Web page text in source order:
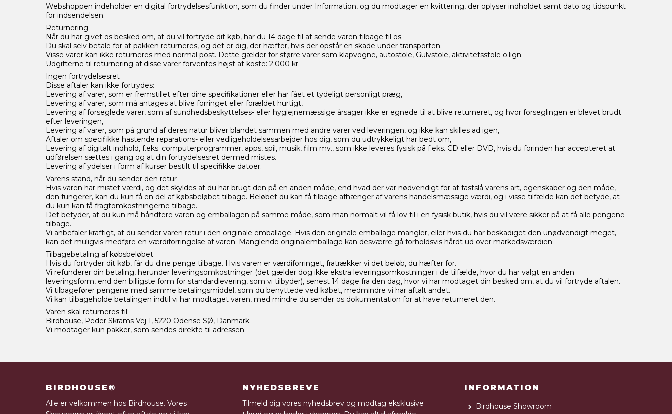
Webshoppen indeholder en digital fortrydelsesfunktion, som du finder under Information, og du modtager en kvittering, der oplyser indholdet samt dato og tidspunkt
for indsendelsen.
Returnering
Når du har givet os besked om, at du vil fortryde dit køb, har du 14 dage til at sende varen tilbage til os.
Du skal selv betale for at pakken returneres, og det er dig, der hæfter, hvis der opstår en skade under transporten.
Visse varer kan ikke returneres med normal post. Dette gælder for større varer som klapvogne, autostole, Gulvstole, aktivitetsstole o.lign.
Udgifterne til returnering af disse varer forventes højst at koste: 2.000 kr.
Ingen fortrydelsesret
Disse aftaler kan ikke fortrydes:
Levering af varer, som er fremstillet efter dine specifikationer eller har fået et tydeligt personligt præg,
Levering af varer, som må antages at blive forringet eller forældet hurtigt,
Levering af forseglede varer, som af sundhedsbeskyttelses- eller hygiejnemæssige årsager ikke er egnede til at blive returneret, og hvor forseglingen er blevet brudt
efter leveringen,
Levering af varer, som på grund af deres natur bliver blandet sammen med andre varer ved leveringen, og ikke kan skilles ad igen,
Aftaler om specifikke hastende reparations- eller vedligeholdelsesarbejder hos dig, som du udtrykkeligt har bedt om,
Levering af digitalt indhold, f.eks. computerprogrammer, apps, spil, musik, film mv., som ikke leveres fysisk på f.eks. CD eller DVD, hvis du forinden har accepteret at
udførelsen sættes i gang og at din fortrydelsesret dermed mistes.
Levering af ydelser i form af kurser bestilt til specifikke datoer.
Varens stand, når du sender den retur
Hvis varen har mistet værdi, og det skyldes at du har brugt den på en anden måde, end hvad der var nødvendigt for at fastslå varens art, egenskaber og den måde,
den fungerer, kan du kun få en del af købsbeløbet tilbage. Beløbet du kan få tilbage afhænger af varens handelsmæssige værdi, og i visse tilfælde kan det betyde, at
du kun kan få fragtomkostningerne tilbage.
Det betyder, at du kun må håndtere varen og emballagen på samme måde, som man normalt vil få lov til i en fysisk butik, hvis du vil være sikker på at få alle pengene
tilbage.
Vi anbefaler kraftigt, at du sender varen retur i den originale emballage. Hvis den originale emballage mangler, eller hvis du har beskadiget den unødvendigt meget,
kan det muligvis medføre en værdiforringelse af varen. Manglende originalemballage kan desværre gå forholdsvis hårdt ud over markedsværdien.
Tilbagebetaling af købsbeløbet
Hvis du fortryder dit køb, får du dine penge tilbage. Hvis varen er værdiforringet, fratrækker vi det beløb, du hæfter for.
Vi refunderer din betaling, herunder leveringsomkostninger (det gælder dog ikke ekstra leveringsomkostninger i de tilfælde, hvor du har valgt en anden
leveringsform, end den billigste form for standardlevering, som vi tilbyder), senest 14 dage fra den dag, hvor vi har modtaget din besked om, at du vil fortryde aftalen.
Vi tilbagefører pengene med samme betalingsmiddel, som du benyttede ved købet, medmindre vi har aftalt andet.
Vi kan tilbageholde betalingen indtil vi har modtaget varen, med mindre du sender os dokumentation for at have returneret den.
Varen skal returneres til:
Birdhouse, Peder Skrams Vej 1, 5220 Odense SØ, Danmark.
Vi modtager kun pakker, som sendes direkte til adressen.
BIRDHOUSE®
Alle er velkommen hos Birdhouse. Vores
NYHEDSBREVE
Tilmeld dig vores nyhedsbrev og modtag eksklusive
INFORMATION
Birdhouse Showroom